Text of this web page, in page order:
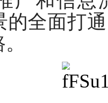
的全面打通